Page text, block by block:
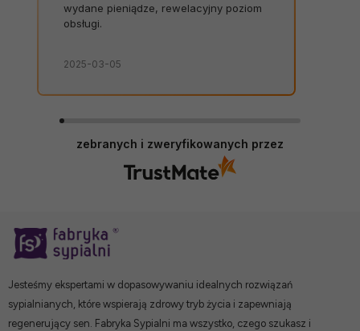
wydane pieniądze, rewelacyjny poziom
obsługi.
2025-03-05
zebranych i zweryfikowanych przez
Jesteśmy ekspertami w dopasowywaniu idealnych rozwiązań
sypialnianych, które wspierają zdrowy tryb życia i zapewniają
regenerujący sen. Fabryka Sypialni ma wszystko, czego szukasz i